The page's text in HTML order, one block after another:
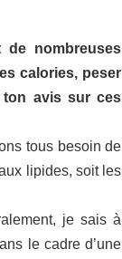
de nombreuses
calories, peser
ton avis sur ces
tous besoin de
lipides, soit les
je sais à
le cadre d’une